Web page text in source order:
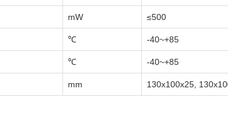
mW ≤500
℃ -40~+85
℃ -40~+85
mm 130x100x25,